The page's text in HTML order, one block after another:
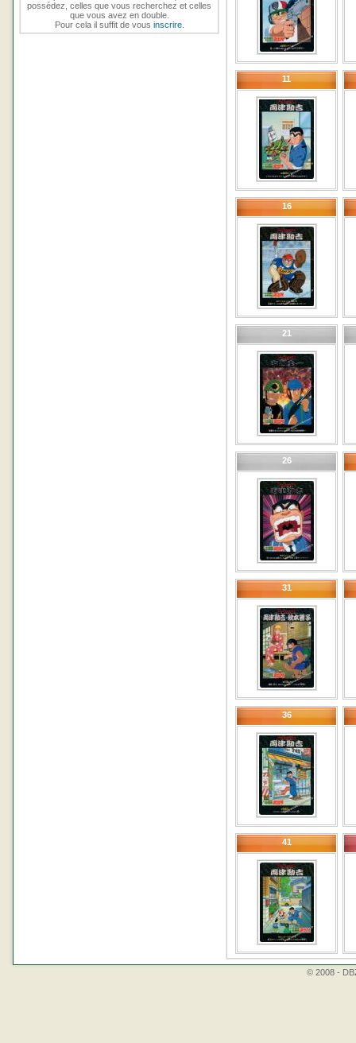
possédez, celles que vous recherchez et celles
que vous avez en double.
Pour cela il suffit de vous inscrire.
11
16
21
26
31
36
41
© 2008 -